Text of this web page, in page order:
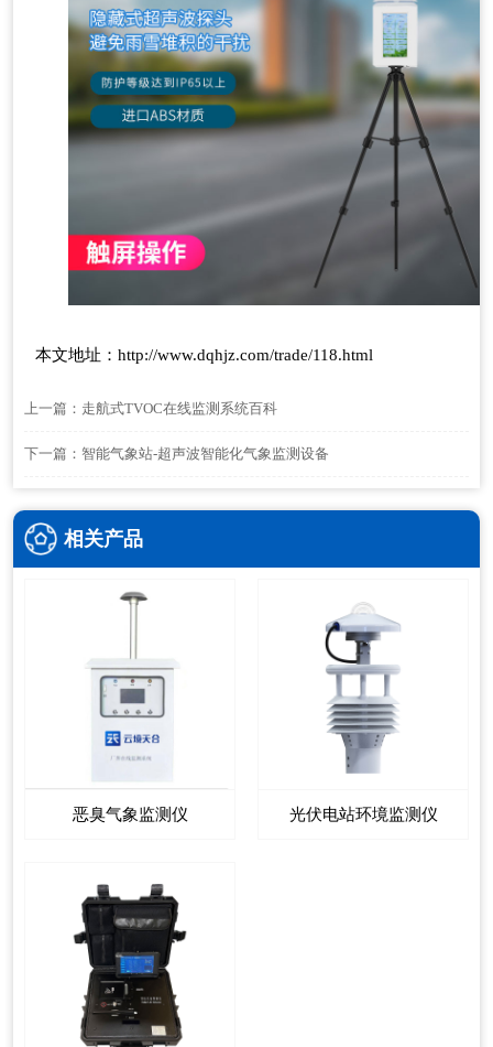
本文地址： http://www.dqhjz.com/trade/118.html
上一篇： 走航式TVOC在线监测系统百科
下一篇： 智能气象站-超声波智能化气象监测设备
相关产品
恶臭气象监测仪 光伏电站环境监测仪